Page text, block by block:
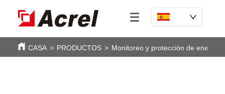
CASA > PRODUCTOS > Monitoreo y protección de energía